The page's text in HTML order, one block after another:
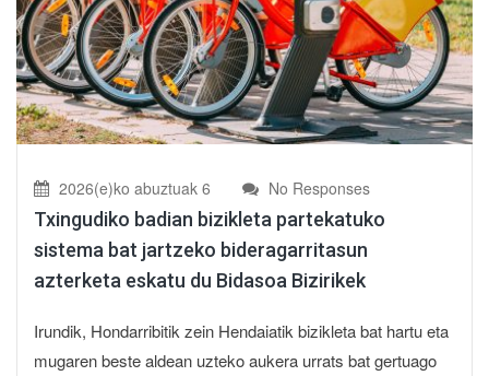
2026(e)ko abuztuak 6 No Responses
Txingudiko badian bizikleta partekatuko
sistema bat jartzeko bideragarritasun
azterketa eskatu du Bidasoa Bizirikek
Irundik, Hondarribitik zein Hendaiatik bizikleta bat hartu eta
mugaren beste aldean uzteko aukera urrats bat gertuago